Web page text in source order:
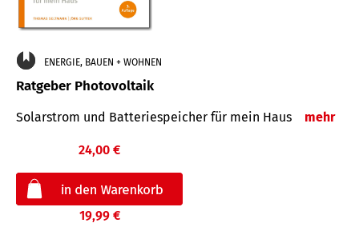
ENERGIE, BAUEN + WOHNEN
Ratgeber Photovoltaik
Solarstrom und Batteriespeicher für mein Haus mehr
24,00 €
19,99 €